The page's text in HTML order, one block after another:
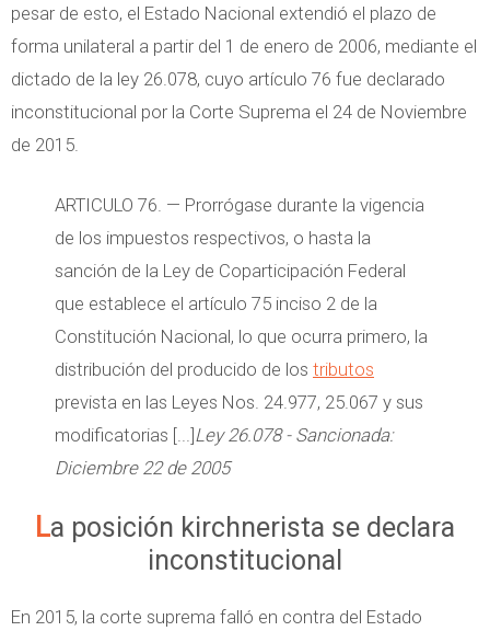
pesar de esto, el Estado Nacional extendió el plazo de
forma unilateral a partir del 1 de enero de 2006, mediante el
dictado de la ley 26.078, cuyo artículo 76 fue declarado
inconstitucional por la Corte Suprema el 24 de Noviembre
de 2015.
ARTICULO 76. — Prorrógase durante la vigencia
de los impuestos respectivos, o hasta la
sanción de la Ley de Coparticipación Federal
que establece el artículo 75 inciso 2 de la
Constitución Nacional, lo que ocurra primero, la
distribución del producido de los tributos
prevista en las Leyes Nos. 24.977, 25.067 y sus
modificatorias [...]Ley 26.078 - Sancionada:
Diciembre 22 de 2005
La posición kirchnerista se declara
inconstitucional
En 2015, la corte suprema falló en contra del Estado